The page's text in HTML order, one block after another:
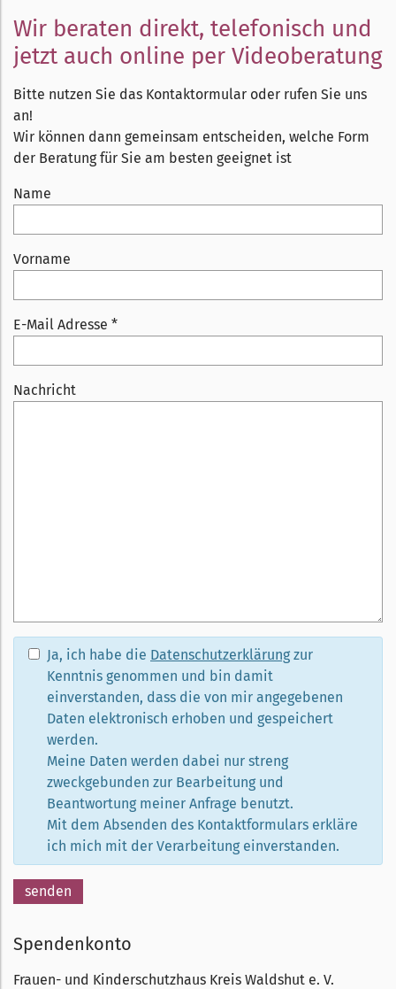
Wir beraten direkt, telefonisch und
jetzt auch online per Videoberatung
Bitte nutzen Sie das Kontaktormular oder rufen Sie uns
an!
Wir können dann gemeinsam entscheiden, welche Form
der Beratung für Sie am besten geeignet ist
Name
Vorname
E-Mail Adresse *
Nachricht
Ja, ich habe die Datenschutzerklärungzur
Kenntnis genommen und bin damit
einverstanden, dass die von mir angegebenen
Daten elektronisch erhoben und gespeichert
werden.
Meine Daten werden dabei nur streng
zweckgebunden zur Bearbeitung und
Beantwortung meiner Anfrage benutzt.
Mit dem Absenden des Kontaktformulars erkläre
ich mich mit der Verarbeitung einverstanden.
senden
Spendenkonto
Frauen- und Kinderschutzhaus Kreis Waldshut e. V.